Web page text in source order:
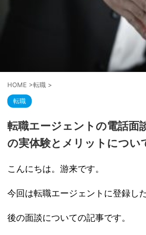
HOME >転職 >
転職
転職エージェントの電話面
の実体験とメリットについ
こんにちは。游来です。
今回は転職エージェントに登録し
後の面談についての記事です。